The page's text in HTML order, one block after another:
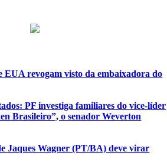
EUA revogam visto da embaixadora do
PF investiga familiares do vice-líder
Brasileiro”, o senador Weverton
Jaques Wagner (PT/BA) deve virar